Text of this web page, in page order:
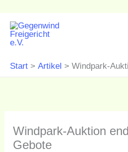
Inhalt
springen
Start Artikel Windpark-
Windpark-Auktion
Gebote